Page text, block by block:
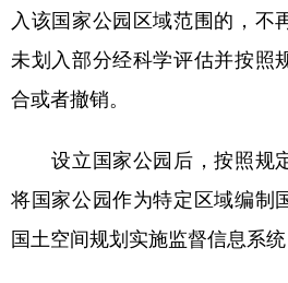
入该国家公园区域范围的，不
未划入部分经科学评估并按照
合或者撤销。
设立国家公园后，按照规
将国家公园作为特定区域编制
国土空间规划实施监督信息系统